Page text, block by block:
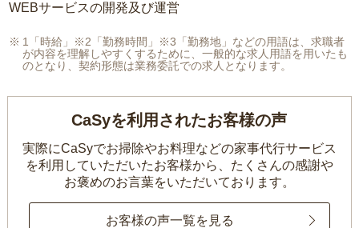
WEBサービスの開発及び運営
1「時給」※2「勤務時間」※3「勤務地」などの用語は、求職者
が内容を理解しやすくするために、一般的な求人用語を用いたも
のとなり、契約形態は業務委託での求人となります。
CaSyを利用されたお客様の声
実際にCaSyでお掃除やお料理などの家事代行サービス
を利用していただいたお客様から、 たくさんの感謝や
お褒めのお言葉をいただいております。
お客様の声一覧を見る